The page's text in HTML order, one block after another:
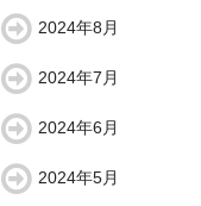
2024年8月
2024年7月
2024年6月
2024年5月